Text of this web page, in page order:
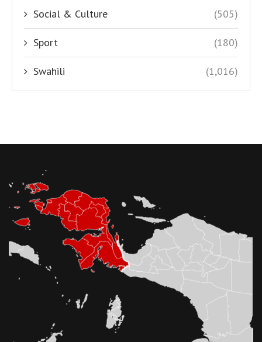
Social & Culture (505)
Sport (180)
Swahili (1,016)